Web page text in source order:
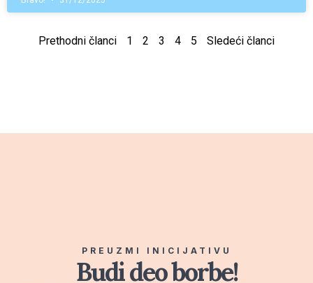
Prethodni članci 1 2 3 4 5 Sledeći članci
PREUZMI INICIJATIVU
Budi deo borbe!